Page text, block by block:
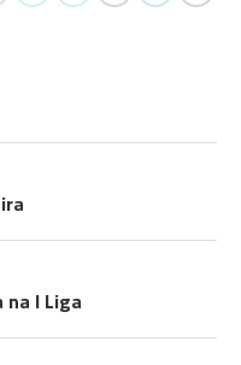
I Liga